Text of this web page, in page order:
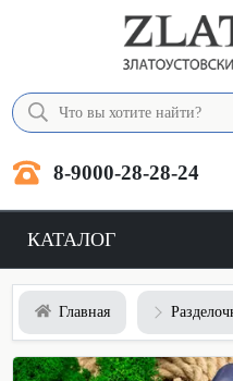
8-9000-28-28-24
КАТАЛОГ
Главная